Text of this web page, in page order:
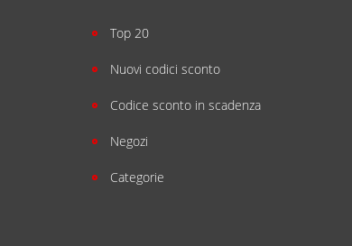
Top 20
Nuovi codici sconto
Codice sconto in scadenza
Negozi
Categorie